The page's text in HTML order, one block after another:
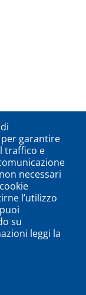
garantire
traffico e
necessari
l’utilizzo
su
leggi la